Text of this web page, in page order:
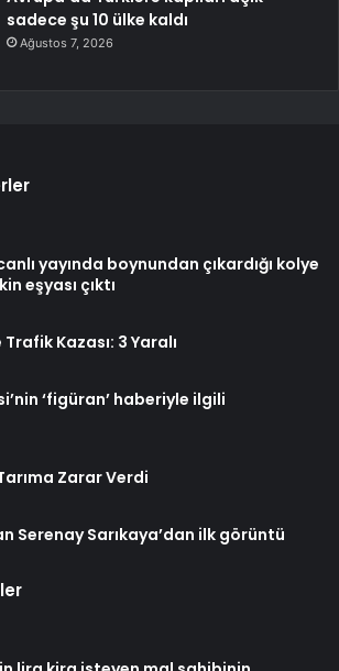
sadece şu 10 ülke kaldı
Ağustos 7, 2026
yayında boynundan çıkardığı kolye
eşyası çıktı
Kazası: 3 Yaralı
‘figüran’ haberiyle ilgili
Zarar Verdi
Serenay Sarıkaya’dan ilk görüntü